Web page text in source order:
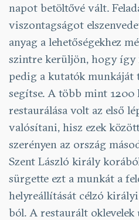
napot betöltővé vált.
viszontagságot
anyag a lehetőségekhez
szintre kerüljön, hogy így
pedig a kutatók munkáját
segítse. A több mint 1200
restaurálása volt az első
valósítani, hisz ezek
szerényen az ország
Szent László király
sürgette ezt a munkát a
helyreállítását célzó
ból. A restaurált oklevelek